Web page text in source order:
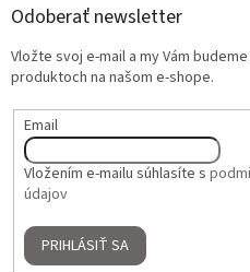
Odoberať newsletter
Vložte svoj e-mail a my Vám
produktoch na našom e-shope.
Email
Vložením e-mailu súhlasíte s
údajov
PRIHLÁSIŤ SA